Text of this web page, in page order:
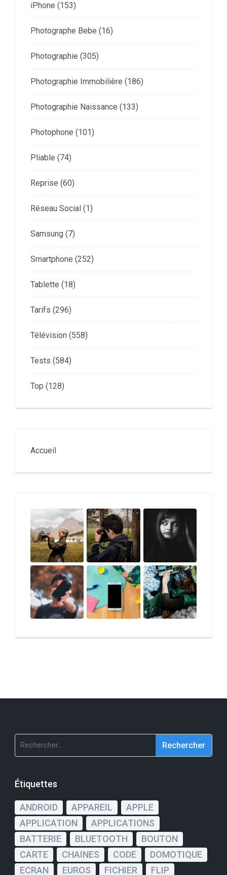
iPhone (153)
Photographe Bebe (16)
Photographie (305)
Photographie Immobilière (186)
Photographie Naissance (133)
Photophone (101)
Pliable (74)
Reprise (60)
Réseau Social (1)
Samsung (7)
Smartphone (252)
Tablette (18)
Tarifs (296)
Télévision (558)
Tests (584)
Top (128)
Accueil
Rechercher :
Étiquettes
ANDROID APPAREIL
APPLE
APPLICATION
APPLICATIONS
BATTERIE
BLUETOOTH
BOUTON
CARTE
CHAINES CODE
DOMOTIQUE
ECRAN
EUROS FICHIER FLIP